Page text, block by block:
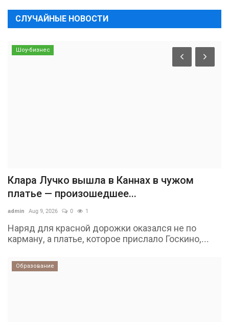
СЛУЧАЙНЫЕ НОВОСТИ
Шоу-бизнес
Клара Лучко вышла в Каннах в чужом
платье — произошедшее...
admin Aug 9, 2026 0 1
Наряд для красной дорожки оказался не по
карману, а платье, которое прислало Госкино,...
Образование